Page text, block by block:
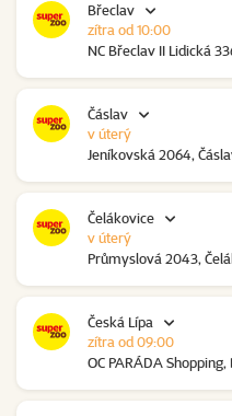
Břeclav
NC Břeclav II Lidická
zítra od 10:00
Čáslav
Jeníkovská 2064,
v úterý
Čelákovice
Průmyslová 2043,
v úterý
Česká Lípa
OC PARÁDA Shopping,
zítra od 09:00